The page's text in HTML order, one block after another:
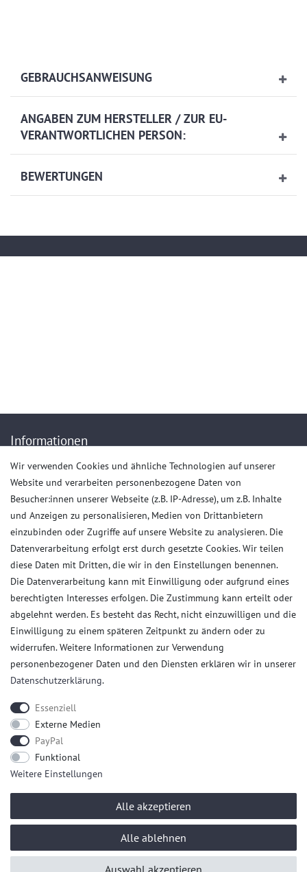
GEBRAUCHSANWEISUNG
ANGABEN ZUM HERSTELLER / ZUR EU-
VERANTWORTLICHEN PERSON:
BEWERTUNGEN
Informationen
Impressum
AGB
Daten­schutz­erklärung
Widerrufs­recht
Kaufvertrag widerrufen
Kunden Service
Anmelden
Registrieren
Zahlungsarten
Versandkosten
* Alle Preise verstehen sich inkl. gesetzl. MwSt. und
Wir verwenden Cookies und ähnliche Technologien auf unserer
Website und verarbeiten personenbezogene Daten von
Besucher:innen unserer Webseite (z.B. IP-Adresse), um z.B. Inhalte
und Anzeigen zu personalisieren, Medien von Drittanbietern
einzubinden oder Zugriffe auf unsere Website zu analysieren. Die
Datenverarbeitung erfolgt erst durch gesetzte Cookies. Wir teilen
diese Daten mit Dritten, die wir in den Einstellungen benennen.
Die Datenverarbeitung kann mit Einwilligung oder aufgrund eines
berechtigten Interesses erfolgen. Die Zustimmung kann erteilt oder
abgelehnt werden. Es besteht das Recht, nicht einzuwilligen und die
Einwilligung zu einem späteren Zeitpunkt zu ändern oder zu
widerrufen. Weitere Informationen zur Verwendung
personenbezogener Daten und den Diensten erklären wir in unserer
Daten­schutz­erklärung.
Essenziell
Externe Medien
PayPal
Funktional
Weitere Einstellungen
Alle akzeptieren
Alle ablehnen
Auswahl akzeptieren